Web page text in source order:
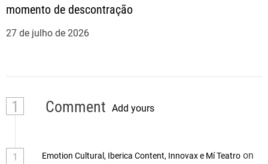
momento de descontração
27 de julho de 2026
1 Comment Add yours
1 Emotion Cultural, Iberica Content, Innovax e Mí Teatro on